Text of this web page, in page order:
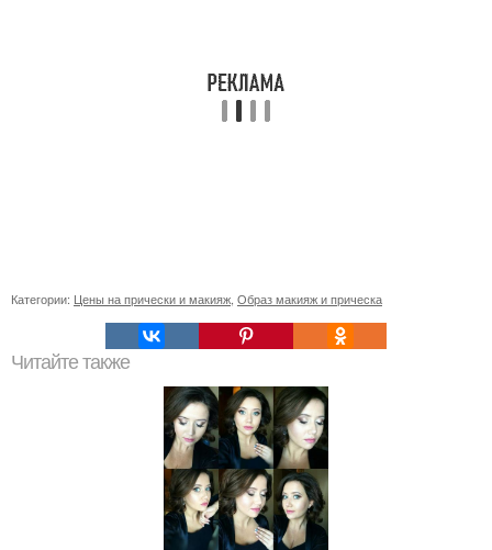
Категории: Цены на прически и макияж Образ макияж и прическа
Читайте также